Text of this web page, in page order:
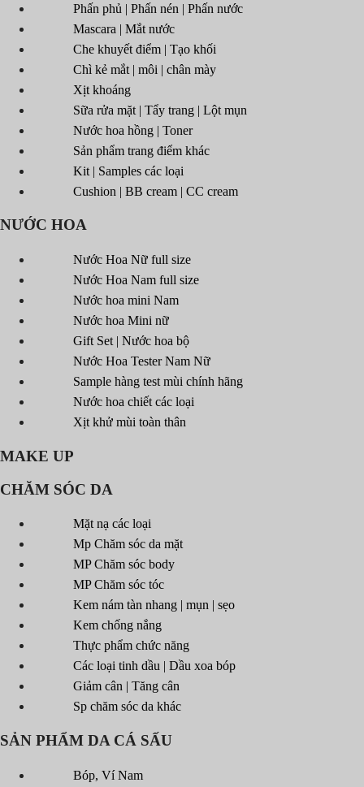
Phấn phủ | Phấn nén | Phấn nước
Mascara | Mắt nước
Che khuyết điểm | Tạo khối
Chì kẻ mắt | môi | chân mày
Xịt khoáng
Sữa rửa mặt | Tẩy trang | Lột mụn
Nước hoa hồng | Toner
Sản phẩm trang điểm khác
Kit | Samples các loại
Cushion | BB cream | CC cream
NƯỚC HOA
Nước Hoa Nữ full size
Nước Hoa Nam full size
Nước hoa mini Nam
Nước hoa Mini nữ
Gift Set | Nước hoa bộ
Nước Hoa Tester Nam Nữ
Sample hàng test mùi chính hãng
Nước hoa chiết các loại
Xịt khử mùi toàn thân
MAKE UP
CHĂM SÓC DA
Mặt nạ các loại
Mp Chăm sóc da mặt
MP Chăm sóc body
MP Chăm sóc tóc
Kem nám tàn nhang | mụn | sẹo
Kem chống nắng
Thực phẩm chức năng
Các loại tinh dầu | Dầu xoa bóp
Giảm cân | Tăng cân
Sp chăm sóc da khác
SẢN PHẨM DA CÁ SẤU
Bóp, Ví Nam